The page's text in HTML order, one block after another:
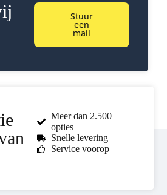
Stuur
een
mail
Meer dan 2.500
opties
Snelle levering
Service voorop